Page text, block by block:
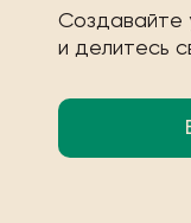
Создавайте
и делитесь